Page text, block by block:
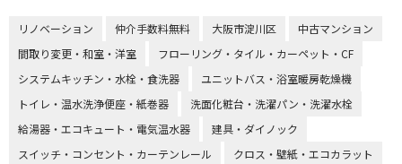
リノベーション 仲介手数料無料 大阪市淀川区
中古マンション
間取り変更・和室・洋室
フローリング・タイル・カーペット・CF
システムキッチン・水栓・食洗器
ユニットバス・浴室暖房乾燥機
トイレ・温水洗浄便座・紙巻器
洗面化粧台・洗濯パン・洗濯水栓
給湯器・エコキュート・電気温水器
建具・ダイノック
スイッチ・コンセント・カーテンレール
クロス・壁紙・エコカラット